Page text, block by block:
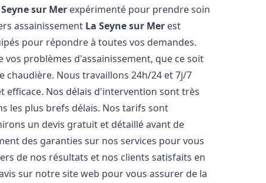
sur Mer expérimenté pour prendre soin
assainissement La Seyne sur Mer est
pour répondre à toutes vos demandes.
problèmes d'assainissement, que ce soit
chaudière. Nous travaillons 24h/24 et 7j/7
Nos délais d'intervention sont très
les plus brefs délais. Nos tarifs sont
un devis gratuit et détaillé avant de
des garanties sur nos services pour vous
de nos résultats et nos clients satisfaits en
sur notre site web pour vous assurer de la